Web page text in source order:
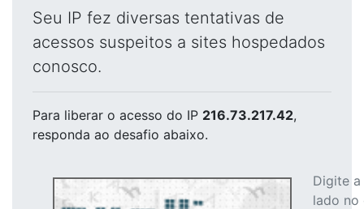
Seu IP fez diversas tentativas de
acessos suspeitos a sites hospedados
conosco.
Para liberar o acesso do IP 216.73.217.42,
responda ao desafio abaixo.
Digite
lado no